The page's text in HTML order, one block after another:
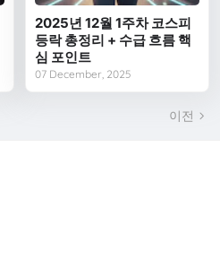
2025년 12월 1주차 코스피
등락 총정리 + 수급 흐름 핵
심 포인트
07 December, 2025
이전